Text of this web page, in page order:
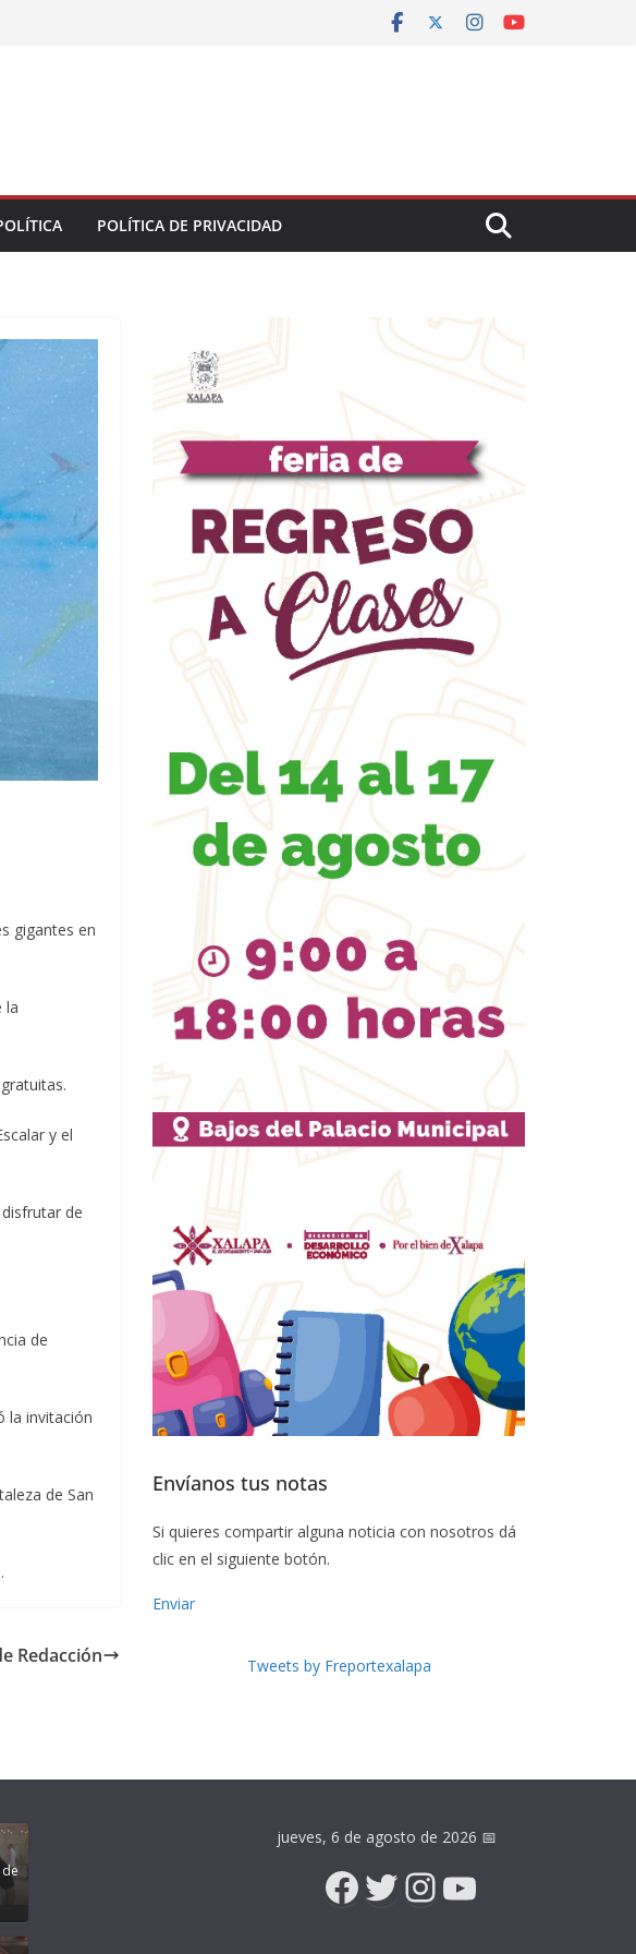
POLÍTICA DE PRIVACIDAD
gigantes en
la
y el
de
de
la invitación
de San
Redacción
Envíanos tus notas
Si quieres compartir alguna noticia con nosotros dá
clic en el siguiente botón.
Enviar
Tweets by Freportexalapa
jueves, 6 de agosto de 2026 📅
Facebook
Twitter
Instagram
YouTube